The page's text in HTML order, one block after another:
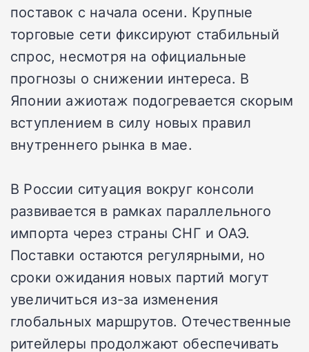
поставок с начала осени. Крупные
торговые сети фиксируют стабильный
спрос, несмотря на официальные
прогнозы о снижении интереса. В
Японии ажиотаж подогревается скорым
вступлением в силу новых правил
внутреннего рынка в мае.
В России ситуация вокруг консоли
развивается в рамках параллельного
импорта через страны СНГ и ОАЭ.
Поставки остаются регулярными, но
сроки ожидания новых партий могут
увеличиться из-за изменения
глобальных маршрутов. Отечественные
ритейлеры продолжают обеспечивать